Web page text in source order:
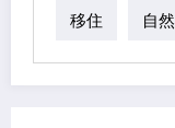
移住 自然